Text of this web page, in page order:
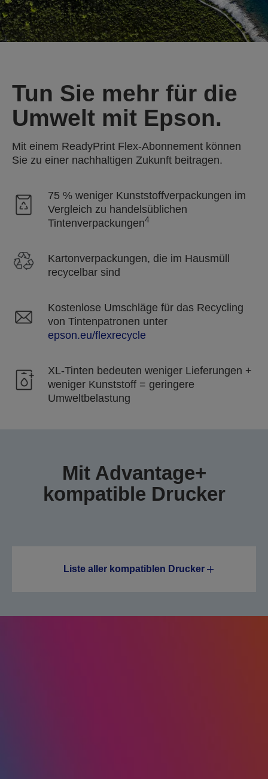
Tun Sie mehr für die
Umwelt mit Epson.
Mit einem ReadyPrint Flex-Abonnement können
Sie zu einer nachhaltigen Zukunft beitragen.
75 % weniger Kunststoffverpackungen im
Vergleich zu handelsüblichen
Tintenverpackungen4
Kartonverpackungen, die im Hausmüll
recycelbar sind
Kostenlose Umschläge für das Recycling
von Tintenpatronen unter
epson.eu/flexrecycle
XL-Tinten bedeuten weniger Lieferungen +
weniger Kunststoff = geringere
Umweltbelastung
Mit Advantage+
kompatible Drucker
Liste aller kompatiblen Drucker